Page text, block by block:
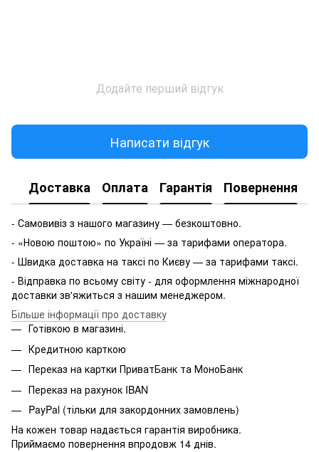
Додайте перший відгук
Написати відгук
Доставка Оплата Гарантія Повернення
- Самовивіз з нашого магазину — безкоштовно.
- «Новою поштою» по Україні — за тарифами оператора.
- Швидка доставка на таксі по Києву — за тарифами таксі.
- Відправка по всьому світу - для оформлення міжнародної
доставки зв'яжиться з нашим менеджером.
Більше інформації про доставку
Готівкою в магазині.
Кредитною карткою
Переказ на картки ПриватБанк та МоноБанк
Переказ на рахунок IBAN
PayPal (тільки для закордонних замовлень)
На кожен товар надається гарантія виробника.
Приймаємо повернення впродовж 14 днів.